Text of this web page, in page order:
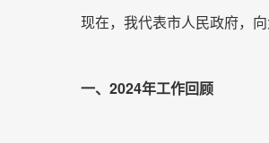
现在，我代表市人民政府，
一、2024年工作回顾